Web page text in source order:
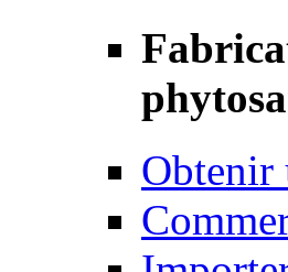
Obtenir